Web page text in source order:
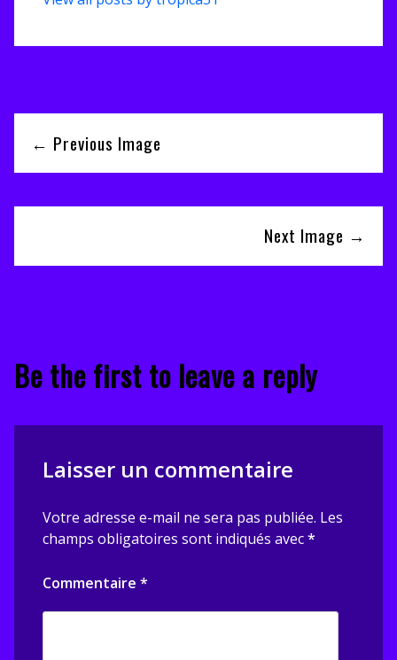
← Previous Image
Next Image →
Be the first to leave a reply
Laisser un commentaire
Votre adresse e-mail ne sera pas publiée. Les
champs obligatoires sont indiqués avec*
Commentaire *